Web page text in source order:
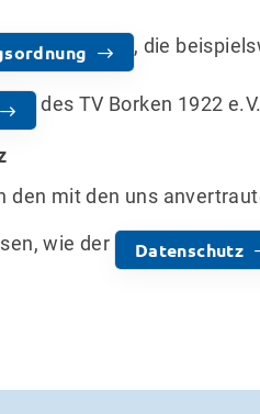
, die
des TV Borken 1922 e.V.
den mit den uns
wie der Datenschutz